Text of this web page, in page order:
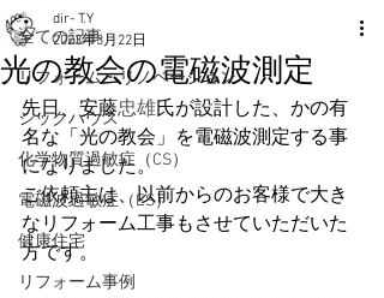
全ての記事
リフォーム・リノベーション
シックハウス
化学物質過敏症（CS）
電磁波過敏症（ES）
健康住宅
リフォーム事例
光の教会の電磁波測定
dir- T.Y
2023年3月22日
先日、安藤忠雄氏が設計した、かの有
名な「光の教会」を電磁波測定する事
になりました。
ご依頼主は、以前からのお客様で大き
なリフォーム工事もさせていただいた
方です。